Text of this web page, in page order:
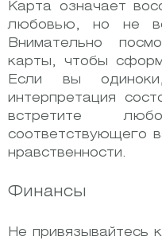
Карта означает
любовью, но не во
Внимательно
карты, чтобы
Если вы
интерпретация
встретите
соответствующего
нравственности.
Финансы
Не привязывайтесь